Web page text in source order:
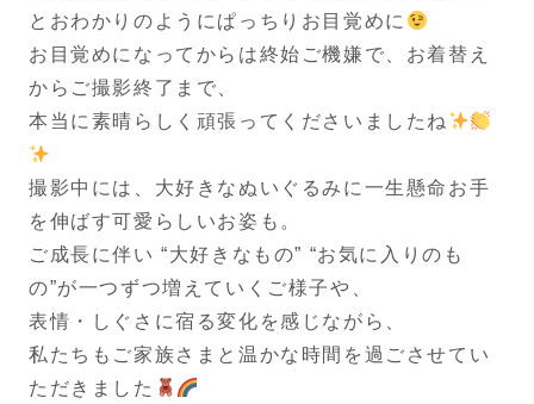
とおわかりのようにぱっちりお目覚めに
お目覚めになってからは終始ご機嫌で、お着替え
からご撮影終了まで、
本当に素晴らしく頑張ってくださいましたね
撮影中には、大好きなぬいぐるみに一生懸命お手
を伸ばす可愛らしいお姿も。
ご成長に伴い “大好きなもの” “お気に入りのも
の”が一つずつ増えていくご様子や、
表情・しぐさに宿る変化を感じながら、
私たちもご家族さまと温かな時間を過ごさせてい
ただきました